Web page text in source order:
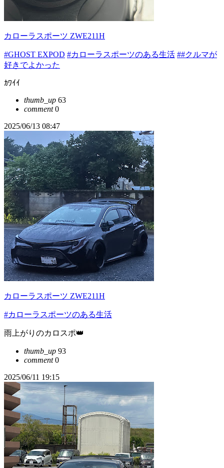
カローラスポーツ ZWE211H
#GHOST EXPOD #カローラスポーツのある生活 ##クルマが
好きでよかった
ｶﾜｲｲ
thumb_up 63
comment0
2025/06/13 08:47
カローラスポーツ ZWE211H
#カローラスポーツのある生活
雨上がりのカロスポ👑
thumb_up 93
comment0
2025/06/11 19:15